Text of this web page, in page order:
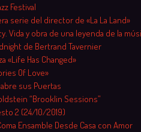
Festival
serie del director de «La La Land»
Vida y obra de una leyenda de la
de Bertrand Tavernier
«Life Has Changed»
Of Love»
sus Puertas
“Brooklin Sessions”
2 (24/10/2019)
Ensamble Desde Casa con Amor